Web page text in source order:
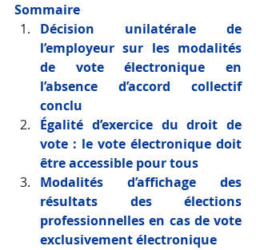
Sommaire
Décision unilatérale de
l’employeur sur les modalités
de vote électronique en
l’absence d’accord collectif
conclu
Égalité d’exercice du droit de
vote : le vote électronique doit
être accessible pour tous
Modalités d’affichage des
résultats des élections
professionnelles en cas de vote
exclusivement électronique